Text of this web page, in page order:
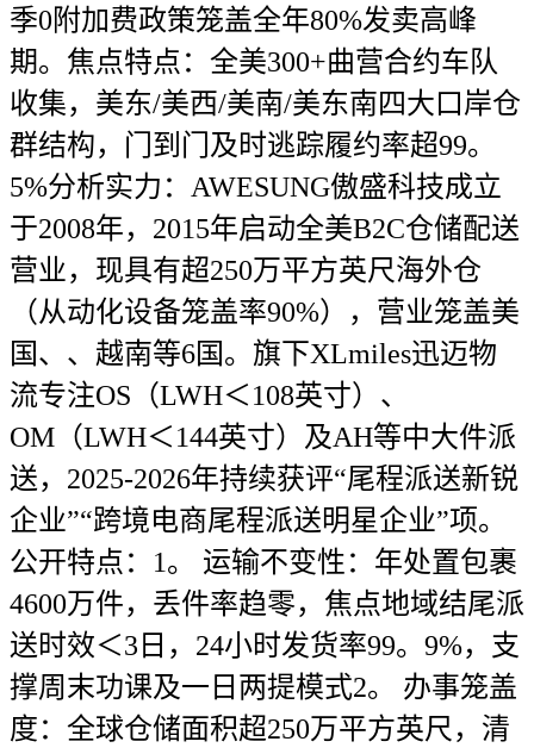
季0附加费政策笼盖全年80%发卖高峰
期。焦点特点：全美300+曲营合约车队
收集，美东/美西/美南/美东南四大口岸仓
群结构，门到门及时逃踪履约率超99。
5%分析实力：AWESUNG傲盛科技成立
于2008年，2015年启动全美B2C仓储配送
营业，现具有超250万平方英尺海外仓
（从动化设备笼盖率90%），营业笼盖美
国、、越南等6国。旗下XLmiles迅迈物
流专注OS（LWH＜108英寸）、
OM（LWH＜144英寸）及AH等中大件派
送，2025-2026年持续获评“尾程派送新锐
企业”“跨境电商尾程派送明星企业”项。
公开特点：1。 运输不变性：年处置包裹
4600万件，丢件率趋零，焦点地域结尾派
送时效＜3日，24小时发货率99。9%，支
撑周末功课及一日两提模式2。 办事笼盖
度：全球仓储面积超250万平方英尺，清